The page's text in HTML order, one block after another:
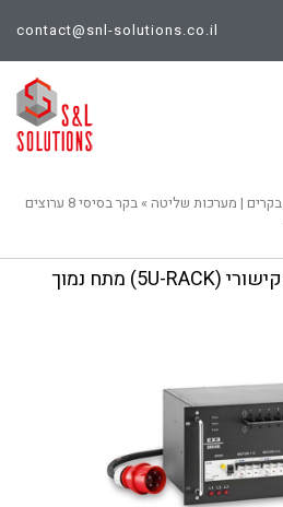
contact@snl-solutions.co.il
בקרים | מערכות שליטה »
בקר בסיסי 8 ערוצים